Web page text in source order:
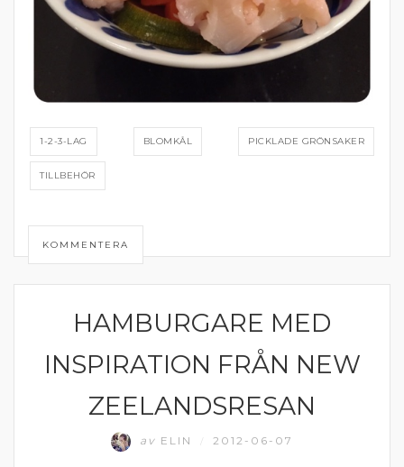
1-2-3-LAG BLOMKÅL PICKLADE GRÖNSAKER
TILLBEHÖR
KOMMENTERA
HAMBURGARE MED
INSPIRATION FRÅN NEW
ZEELANDSRESAN
av ELIN 2012-06-07